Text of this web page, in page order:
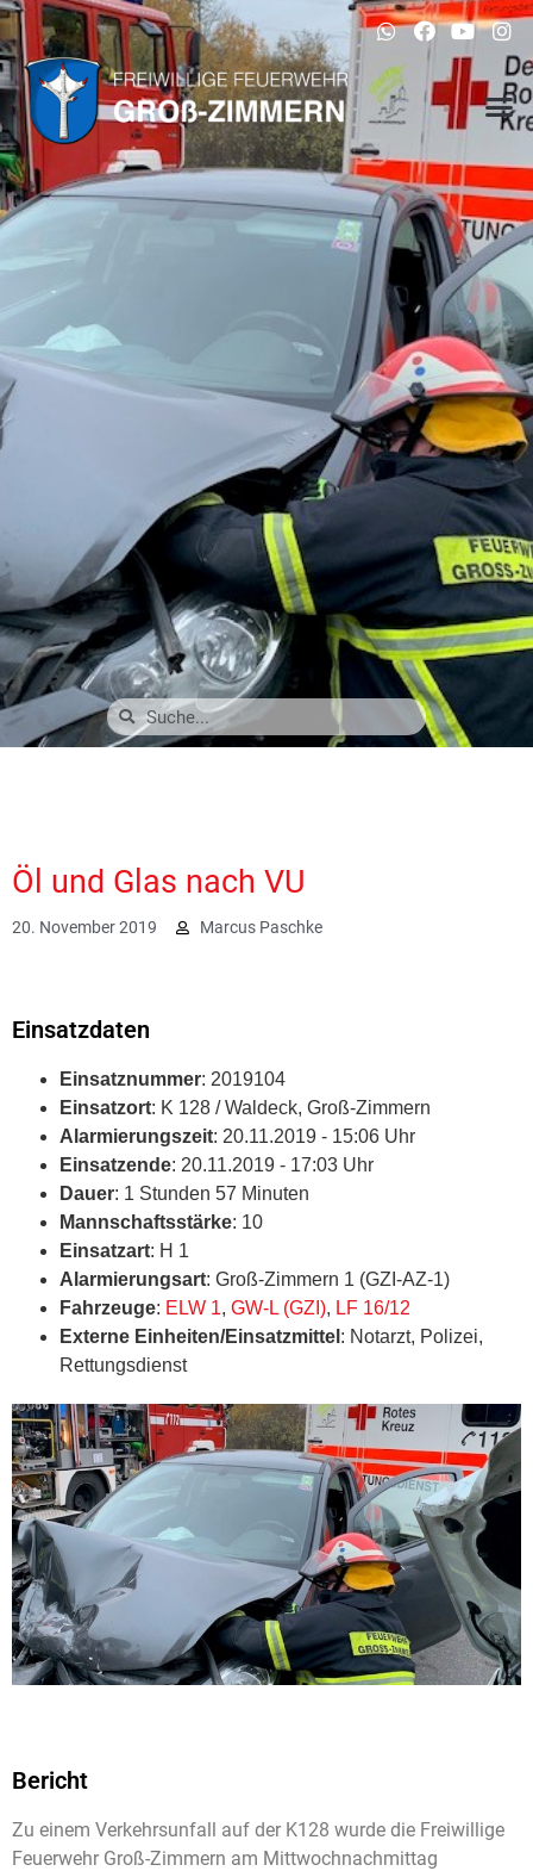
Öl und Glas nach VU
20. November 2019 Marcus Paschke
Einsatzdaten
Einsatznummer: 2019104
Einsatzort: K 128 / Waldeck, Groß-Zimmern
Alarmierungszeit: 20.11.2019 - 15:06 Uhr
Einsatzende: 20.11.2019 - 17:03 Uhr
Dauer: 1 Stunden 57 Minuten
Mannschaftsstärke: 10
Einsatzart: H 1
Alarmierungsart: Groß-Zimmern 1 (GZI-AZ-1)
Fahrzeuge: ELW 1, GW-L (GZI), LF 16/12
Externe Einheiten/Einsatzmittel : Notarzt, Polizei,
Rettungsdienst
Bericht
Zu einem Verkehrsunfall auf der K128 wurde die Freiwillige
Feuerwehr Groß-Zimmern am Mittwochnachmittag